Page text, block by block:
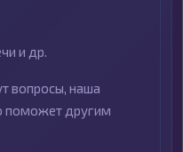
и др.
вопросы, наша
поможет другим